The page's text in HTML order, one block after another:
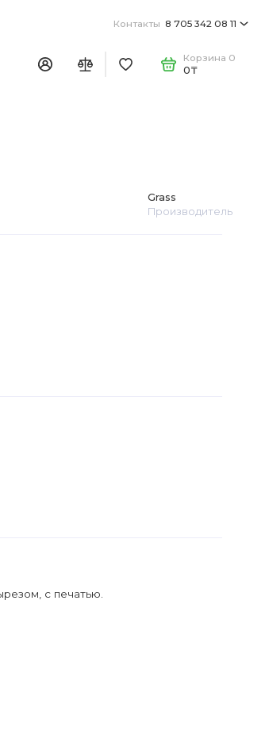
Контакты 8 705 342 08 11
Корзина 0
0₸
Grass
Производитель
с печатью.